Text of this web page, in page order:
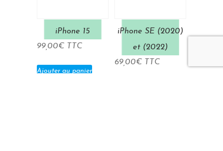
iPhone 15
99,00€ TTC
Ajouter au panier
iPhone SE (2020)
et (2022)
69,00€ TTC